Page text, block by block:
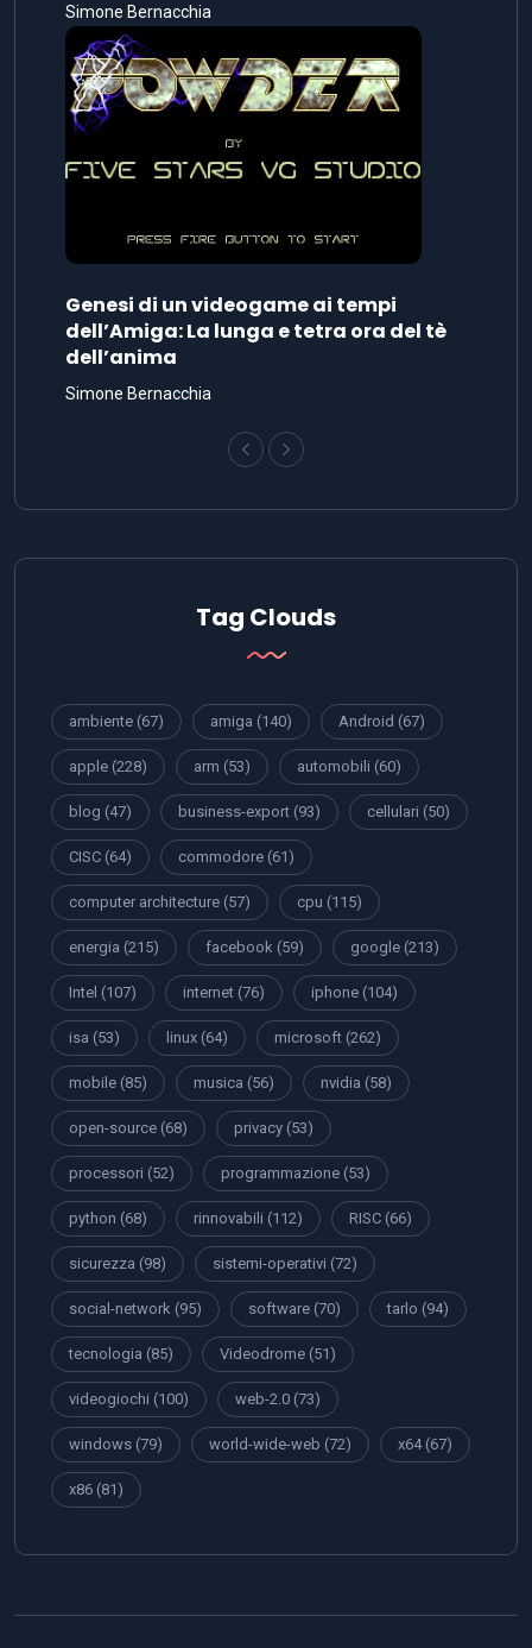
Simone Bernacchia
Genesi di un videogame ai tempi
dell’Amiga: La lunga e tetra ora del tè
dell’anima
Simone Bernacchia
Tag Clouds
ambiente (67) amiga (140) Android (67)
apple (228) arm (53) automobili (60)
blog (47) business-export (93) cellulari (50)
CISC (64) commodore (61)
computer architecture (57) cpu (115)
energia (215) facebook (59) google (213)
Intel (107) internet (76) iphone (104)
isa (53) linux (64) microsoft (262)
mobile (85) musica (56) nvidia (58)
open-source (68) privacy (53)
processori (52) programmazione (53)
python (68) rinnovabili (112) RISC (66)
sicurezza (98) sistemi-operativi (72)
social-network (95) software (70) tarlo (94)
tecnologia (85) Videodrome (51)
videogiochi (100) web-2.0 (73)
windows (79) world-wide-web (72) x64(67)
x86 (81)